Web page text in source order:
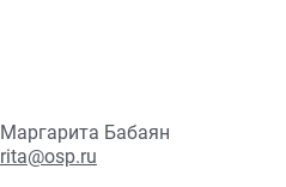
Маргарита Бабаян
rita@osp.ru